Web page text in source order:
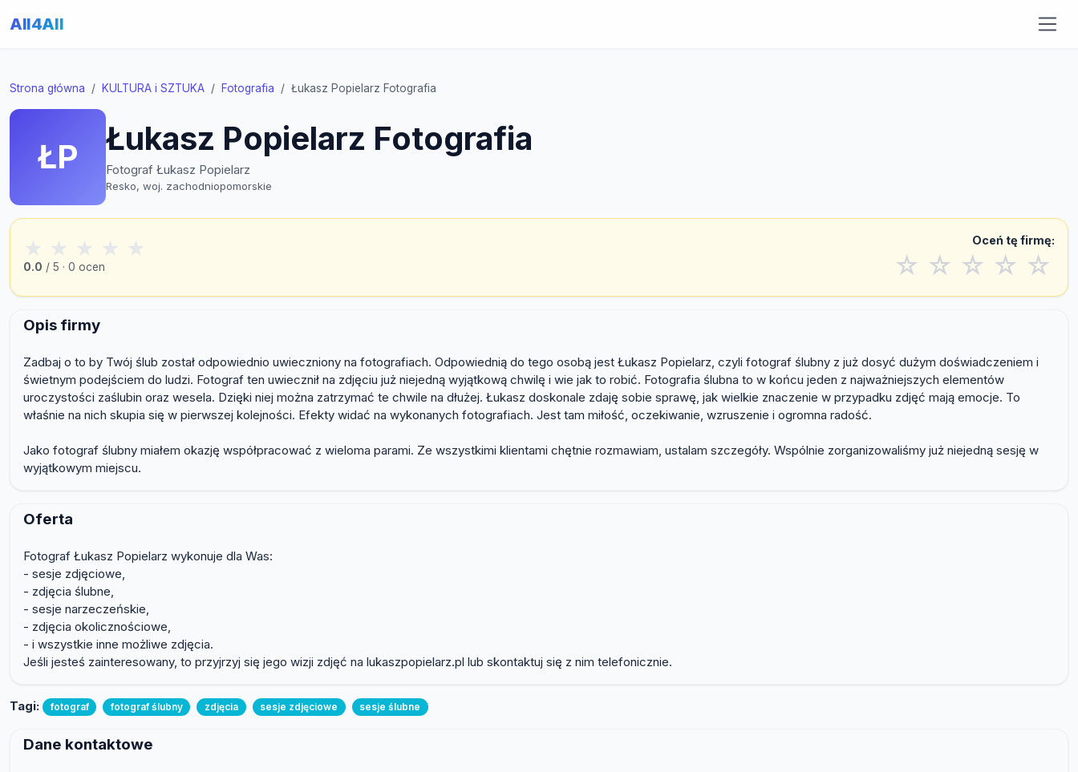
All4All
Strona główna KULTURA i SZTUKA Fotografia Łukasz Popielarz Fotografia
ŁP Łukasz Popielarz Fotografia
Fotograf Łukasz Popielarz
Resko, woj. zachodniopomorskie
★ ★ ★ ★ ★
0.0 / 5 · 0 ocen
Oceń tę firmę:
☆ ☆ ☆ ☆ ☆
Opis firmy
Zadbaj o to by Twój ślub został odpowiednio uwieczniony na fotografiach. Odpowiednią do tego osobą jest Łukasz Popielarz, czyli fotograf ślubny z już dosyć dużym doświadczeniem i
świetnym podejściem do ludzi. Fotograf ten uwiecznił na zdjęciu już niejedną wyjątkową chwilę i wie jak to robić. Fotografia ślubna to w końcu jeden z najważniejszych elementów
uroczystości zaślubin oraz wesela. Dzięki niej można zatrzymać te chwile na dłużej. Łukasz doskonale zdaję sobie sprawę, jak wielkie znaczenie w przypadku zdjęć mają emocje. To
właśnie na nich skupia się w pierwszej kolejności. Efekty widać na wykonanych fotografiach. Jest tam miłość, oczekiwanie, wzruszenie i ogromna radość.
Jako fotograf ślubny miałem okazję współpracować z wieloma parami. Ze wszystkimi klientami chętnie rozmawiam, ustalam szczegóły. Wspólnie zorganizowaliśmy już niejedną sesję w
wyjątkowym miejscu.
Oferta
Fotograf Łukasz Popielarz wykonuje dla Was:
- sesje zdjęciowe,
- zdjęcia ślubne,
- sesje narzeczeńskie,
- zdjęcia okolicznościowe,
- i wszystkie inne możliwe zdjęcia.
Jeśli jesteś zainteresowany, to przyjrzyj się jego wizji zdjęć na lukaszpopielarz.pl lub skontaktuj się z nim telefonicznie.
Tagi: fotograf fotograf ślubny zdjęcia sesje zdjęciowe sesje ślubne
Dane kontaktowe